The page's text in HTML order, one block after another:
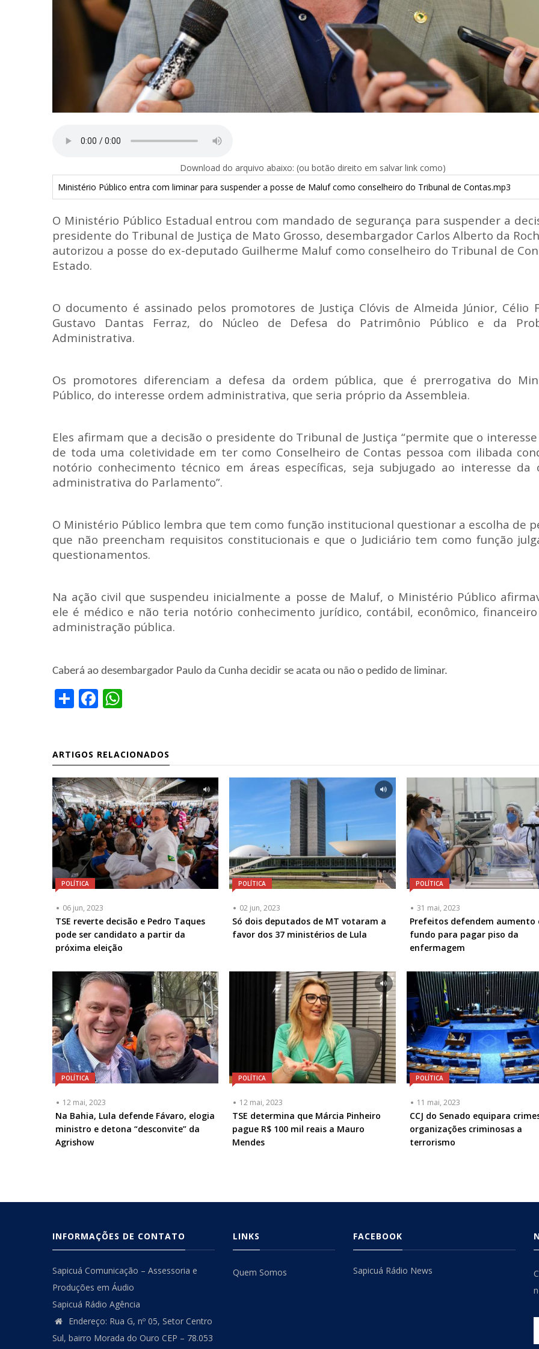
Download do arquivo abaixo: (ou botão direito em salvar link como)
Ministério Público entra com liminar para suspender a posse de Maluf como conselheiro do Tribunal de Contas.mp3
O Ministério Público Estadual entrou com mandado de segurança para suspender a
presidente do Tribunal de Justiça de Mato Grosso, desembargador Carlos Alberto da
autorizou a posse do ex-deputado Guilherme Maluf como conselheiro do Tribunal de
Estado.
O documento é assinado pelos promotores de Justiça Clóvis de Almeida Júnior, Célio
Gustavo Dantas Ferraz, do Núcleo de Defesa do Patrimônio Público e da
Administrativa.
Os promotores diferenciam a defesa da ordem pública, que é prerrogativa do
Público, do interesse ordem administrativa, que seria próprio da Assembleia.
Eles afirmam que a decisão o presidente do Tribunal de Justiça “permite que o
de toda uma coletividade em ter como Conselheiro de Contas pessoa com ilibada
notório conhecimento técnico em áreas específicas, seja subjugado ao interesse da
administrativa do Parlamento”.
O Ministério Público lembra que tem como função institucional questionar a escolha de
que não preencham requisitos constitucionais e que o Judiciário tem como função
questionamentos.
Na ação civil que suspendeu inicialmente a posse de Maluf, o Ministério Público
ele é médico e não teria notório conhecimento jurídico, contábil, econômico,
administração pública.
Caberá ao desembargador Paulo da Cunha decidir se acata ou não o pedido de liminar.
ShareFacebook
ARTIGOS RELACIONADOS
POLÍTICA
06 jun, 2023
TSE reverte decisão e Pedro Taques
pode ser candidato a partir da
próxima eleição
POLÍTICA
02 jun, 2023
Só dois deputados de MT votaram a
favor dos 37 ministérios de Lula
POLÍTICA
31 mai, 2023
Prefeitos defendem aumento
fundo para pagar piso da
enfermagem
POLÍTICA
12 mai, 2023
Na Bahia, Lula defende Fávaro, elogia
ministro e detona “desconvite” da
Agrishow
POLÍTICA
12 mai, 2023
TSE determina que Márcia Pinheiro
pague R$ 100 mil reais a Mauro
Mendes
POLÍTICA
11 mai, 2023
CCJ do Senado equipara
organizações criminosas a
terrorismo
INFORMAÇÕES DE CONTATO
Sapicuá Comunicação – Assessoria e
Produções em Áudio
Sapicuá Rádio Agência
Endereço: Rua G, nº 05, Setor Centro
Sul, bairro Morada do Ouro CEP – 78.053
LINKS
Quem Somos
FACEBOOK
Sapicuá Rádio News